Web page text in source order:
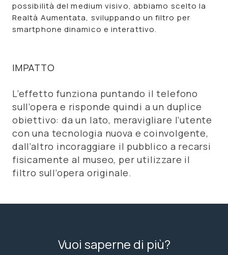
possibilità del medium visivo, abbiamo scelto la
Realtà Aumentata, sviluppando un filtro per
smartphone dinamico e interattivo.
IMPATTO
L’effetto funziona puntando il telefono
sull’opera e risponde quindi a un duplice
obiettivo: da un lato, meravigliare l’utente
con una tecnologia nuova e coinvolgente,
dall’altro incoraggiare il pubblico a recarsi
fisicamente al museo, per utilizzare il
filtro sull’opera originale.
Vuoi saperne di più?